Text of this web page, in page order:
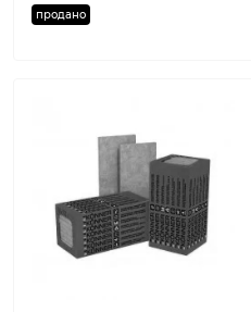
продано